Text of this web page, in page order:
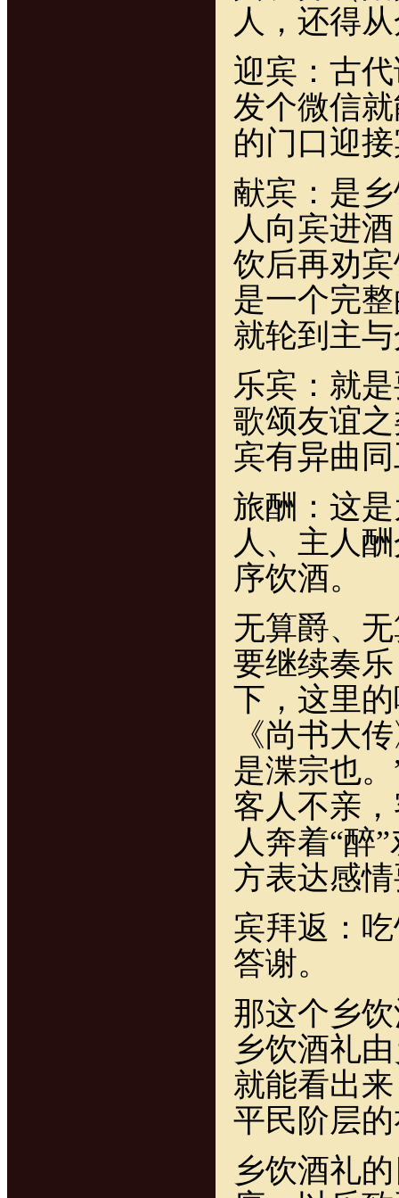
人，还得
迎宾：古
发个微信
的门口迎
献宾：是
人向宾进
饮后再劝宾
是一个完
就轮到主
乐宾：就
歌颂友谊
宾有异曲
旅酬：这
人、主人
序饮酒。
无算爵、
要继续奏
下，这里
《尚书大
是渫宗也
客人不亲
人奔着“醉
方表达感
宾拜返：
答谢。
那这个乡
乡饮酒礼
就能看出
平民阶层
乡饮酒礼